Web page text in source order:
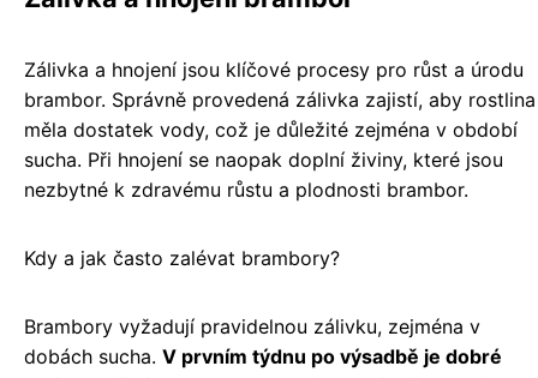
Zálivka a hnojení jsou klíčové procesy pro růst a úrodu
brambor. Správně provedená zálivka zajistí, aby rostlina
měla dostatek vody, což je důležité zejména v období
sucha. Při hnojení se naopak doplní živiny, které jsou
nezbytné k zdravému růstu a plodnosti brambor.
Kdy a jak často zalévat brambory?
Brambory vyžadují pravidelnou zálivku, zejména v
dobách sucha. V prvním týdnu po výsadbě je dobré